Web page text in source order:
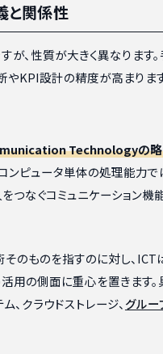
と関係性
が、性質が大きく異なります
やKPI設計の精度が高まりま
Technologyの略
ンピュータ単体の処理能力で
つなぐコミュニケーション機
そのものを指すのに対し、
活用の側面に重心を置きます
、クラウドストレージ、グルー